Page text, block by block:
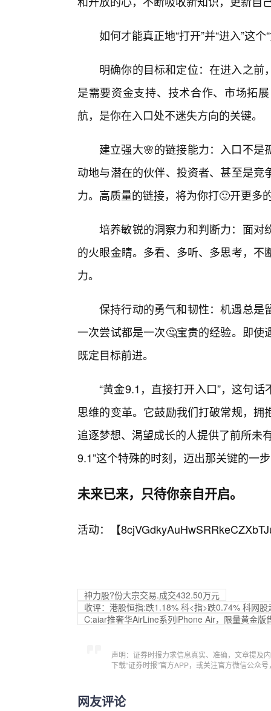
如何才能真正地“打开”并“进入”这
明确你的目标和定位：在进入之
是需要资金支持、技术合作、市场拓
航，是你在入口处不迷失方向的关键。
建立强大🌸的链接能力：入口不
动地与潜在的伙伴、投资者、甚至是
力。高质量的链接，将为你打🙂开更多
培养敏锐的洞察力和判断力：面对
的火眼金睛。多看、多听、多思考，
力。
保持行动的勇气和韧性：机遇总是
一次尝试都是一次🤔宝贵的经验。即
既定目标前进。
“黄金9.1，直接打开入口”，这句
思维的变革。它鼓励我们打破常规，
追逐梦想、渴望成长的人提供了前所未
9.1”这个特殊的时刻，迈出那关键的一
未来已来，只待你亲自开启。
活动：【
神力股?份大宗交易.成交432.50万元
收评：港股恒指:跌1.18% 科<指>跌0.74% 科网
C:aiar推奢华AirLine系列iPhone Air，限量黄金版
声明：证券时报力求信息真实、准确，文章提及
下载“证券时报”官方APP，或关注官方微信公众
网友评论